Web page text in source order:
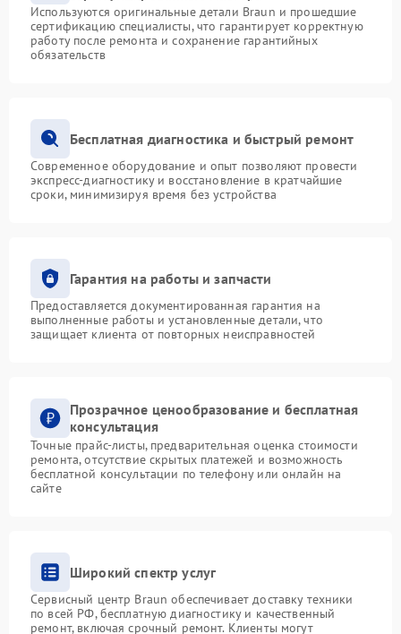
Используются оригинальные детали Braun и прошедшие
сертификацию специалисты, что гарантирует корректную
работу после ремонта и сохранение гарантийных
обязательств
Бесплатная диагностика и быстрый ремонт
Современное оборудование и опыт позволяют провести
экспресс-диагностику и восстановление в кратчайшие
сроки, минимизируя время без устройства
Гарантия на работы и запчасти
Предоставляется документированная гарантия на
выполненные работы и установленные детали, что
защищает клиента от повторных неисправностей
Прозрачное ценообразование и бесплатная
консультация
Точные прайс-листы, предварительная оценка стоимости
ремонта, отсутствие скрытых платежей и возможность
бесплатной консультации по телефону или онлайн на
сайте
Широкий спектр услуг
Сервисный центр Braun обеспечивает доставку техники
по всей РФ, бесплатную диагностику и качественный
ремонт, включая срочный ремонт. Клиенты могут